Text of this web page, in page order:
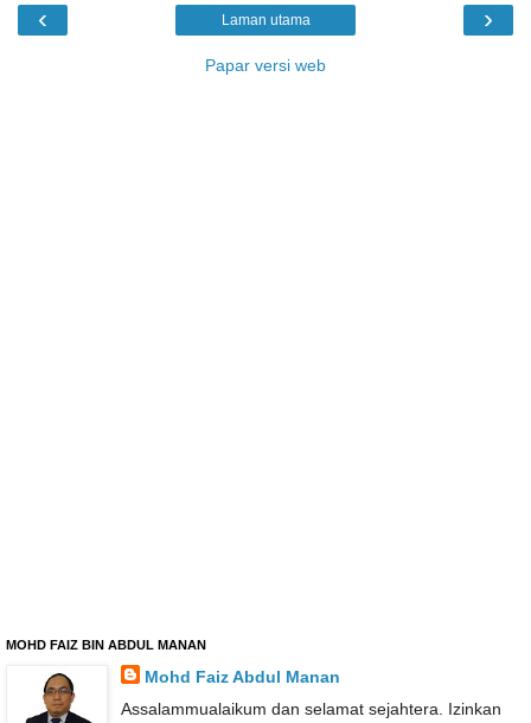
‹ ›
Laman utama
Papar versi web
MOHD FAIZ BIN ABDUL MANAN
Mohd Faiz Abdul Manan
Assalammualaikum dan selamat sejahtera. Izinkan